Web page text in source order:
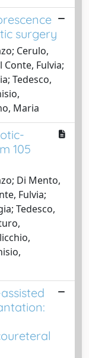
surgery
Cerulo,
Fulvia;
Tedesco,
Maria
105
Di Mento,
Fulvia;
Tedesco,